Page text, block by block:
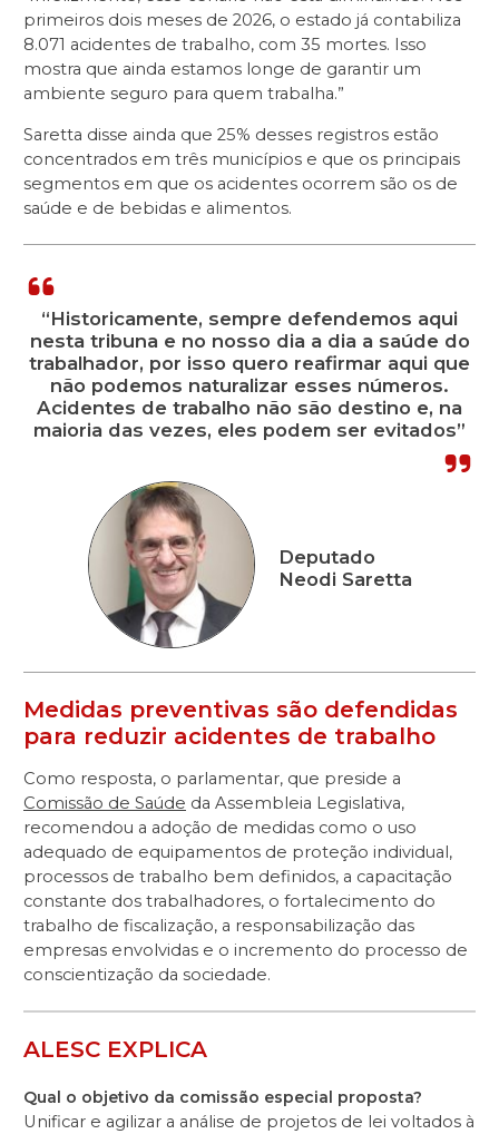
primeiros dois meses de 2026, o estado já contabiliza
8.071 acidentes de trabalho, com 35 mortes. Isso
mostra que ainda estamos longe de garantir um
ambiente seguro para quem trabalha.”
Saretta disse ainda que 25% desses registros estão
concentrados em três municípios e que os principais
segmentos em que os acidentes ocorrem são os de
saúde e de bebidas e alimentos.
“Historicamente, sempre defendemos aqui
nesta tribuna e no nosso dia a dia a saúde do
trabalhador, por isso quero reafirmar aqui que
não podemos naturalizar esses números.
Acidentes de trabalho não são destino e, na
maioria das vezes, eles podem ser evitados”
Deputado
Neodi Saretta
Medidas preventivas são defendidas
para reduzir acidentes de trabalho
Como resposta, o parlamentar, que preside a
Comissão de Saúde da Assembleia Legislativa,
recomendou a adoção de medidas como o uso
adequado de equipamentos de proteção individual,
processos de trabalho bem definidos, a capacitação
constante dos trabalhadores, o fortalecimento do
trabalho de fiscalização, a responsabilização das
empresas envolvidas e o incremento do processo de
conscientização da sociedade.
ALESC EXPLICA
Qual o objetivo da comissão especial proposta?
Unificar e agilizar a análise de projetos de lei voltados à